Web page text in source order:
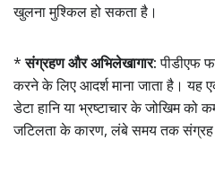
खुलना मुश्किल हो सकता है।
*संग्रहण और अभिलेखागार:पीडीएफ
करने के लिए आदर्श माना जाता है। यह
डेटा हानि या भ्रष्टाचार के जोखिम
जटिलता के कारण, लंबे समय तक